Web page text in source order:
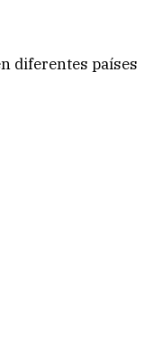
diferentes países